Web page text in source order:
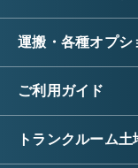
運搬・各種オプシ
ご利用ガイド
トランクルーム土